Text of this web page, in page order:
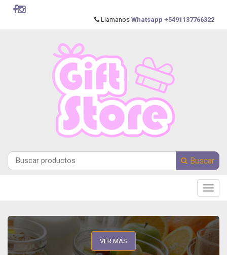
Llamanos Whatsapp +5491137766322
Buscar
Main
Menu
VER MÁS